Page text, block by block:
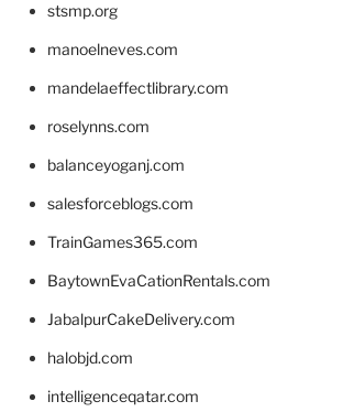
stsmp.org
manoelneves.com
mandelaeffectlibrary.com
roselynns.com
balanceyoganj.com
salesforceblogs.com
TrainGames365.com
BaytownEvaCationRentals.com
JabalpurCakeDelivery.com
halobjd.com
intelligenceqatar.com